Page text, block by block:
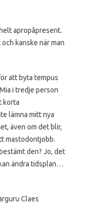
apropåpresent.
kanske när man
att byta tempus
i tredje person
korta
lämna mitt nya
även om det blir,
mastodontjobb.
den? Jo, det
ändra tidsplan…
Claes